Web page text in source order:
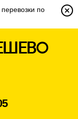
перевозки по